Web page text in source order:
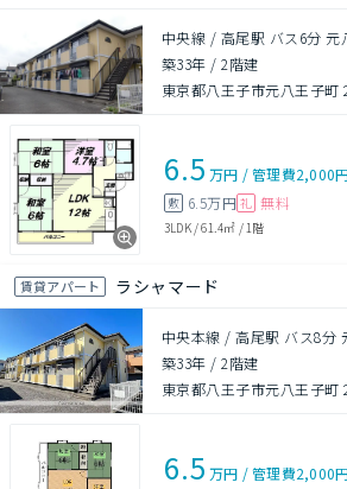
中央線 / 高尾駅 バス6分 元
築33年 /2階建
東京都八王子市元八王子町
6.5 万円 /管理費2,000
敷 6.5万円 礼 無料
3LDK/61.4㎡ / 1階
賃貸アパート ラシャマード
中央本線 / 高尾駅 バス8分
築33年 /2階建
東京都八王子市元八王子町
6.5 万円 /管理費2,000